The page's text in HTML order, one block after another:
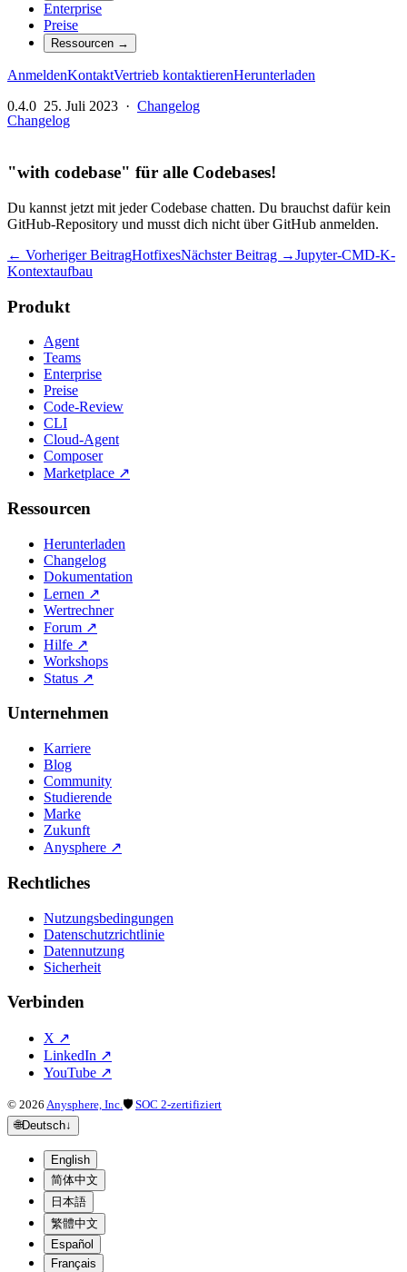
Enterprise
Preise
Ressourcen →
AnmeldenKontaktVertrieb kontaktierenHerunterladen
0.4.0 25. Juli 2023 · Changelog
Changelog
"with codebase" für alle Codebases!
Du kannst jetzt mit jeder Codebase chatten. Du brauchst dafür kein
GitHub-Repository und musst dich nicht über GitHub anmelden.
← Vorheriger BeitragHotfixesNächster Beitrag →Jupyter-CMD-K-
Kontextaufbau
Produkt
Agent
Teams
Enterprise
Preise
Code-Review
CLI
Cloud-Agent
Composer
Marketplace ↗
Ressourcen
Herunterladen
Changelog
Dokumentation
Lernen ↗
Wertrechner
Forum ↗
Hilfe ↗
Workshops
Status ↗
Unternehmen
Karriere
Blog
Community
Studierende
Marke
Zukunft
Anysphere ↗
Rechtliches
Nutzungsbedingungen
Datenschutzrichtlinie
Datennutzung
Sicherheit
Verbinden
X ↗
LinkedIn ↗
YouTube ↗
© 2026 Anysphere, Inc. 🛡 SOC 2-zertifiziert
🌐Deutsch↓
English
简体中文
日本語
繁體中文
Español
Français